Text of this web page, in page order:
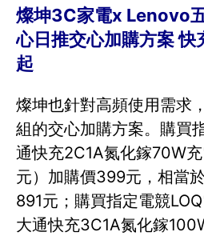
燦坤3C家電x Lenovo
心日推交心加購方案
起
燦坤也針對高頻使用需求
組的交心加購方案。購買
通快充2C1A氮化鎵70W
元）加購價399元，相當
891元；購買指定電競
大通快充3C1A氮化鎵